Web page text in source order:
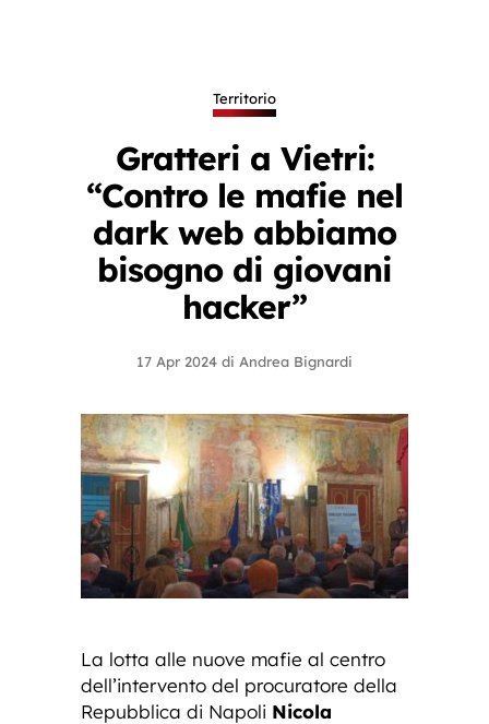
Territorio
Gratteri a Vietri:
“Contro le mafie nel
dark web abbiamo
bisogno di giovani
hacker”
17 Apr 2024 di Andrea Bignardi
La lotta alle nuove mafie al centro
dell’intervento del procuratore della
Repubblica di Napoli Nicola